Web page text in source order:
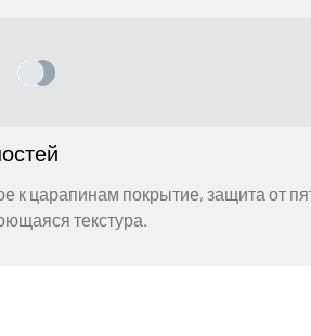
к царапинам покрытие, защита от
текстура.